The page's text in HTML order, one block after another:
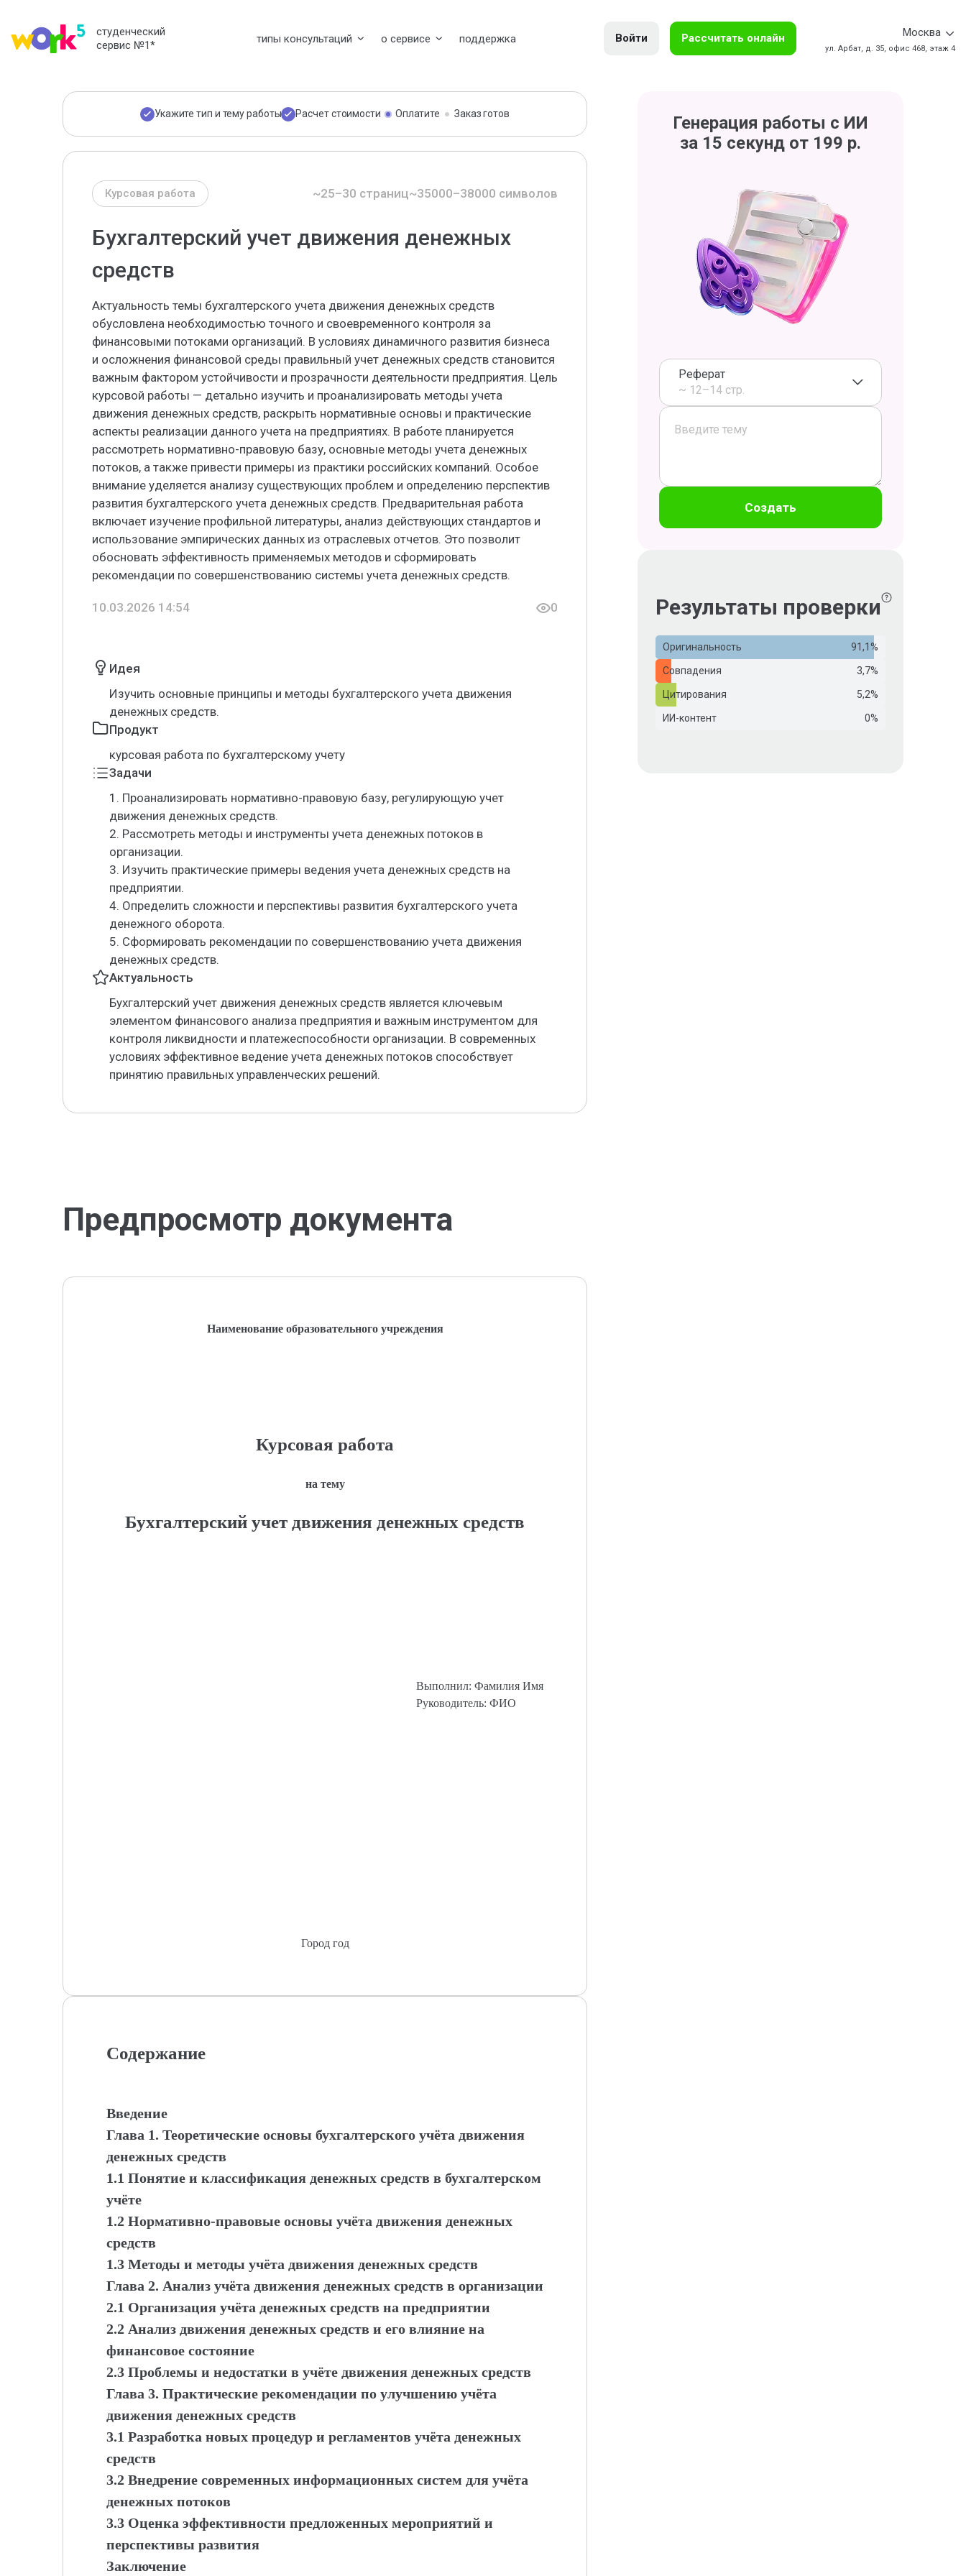
студенческий
сервис №1* типы консультаций о сервисе поддержка Войти Рассчитать онлайн Москва
ул. Арбат, д. 35, офис 468, этаж 4
Укажите тип и тему работы Расчет стоимости Оплатите Заказ готов
Курсовая работа ~25–30 страниц~35000–38000 символов
Бухгалтерский учет движения денежных
средств
Актуальность темы бухгалтерского учета движения денежных средств
обусловлена необходимостью точного и своевременного контроля за
финансовыми потоками организаций. В условиях динамичного развития бизнеса
и осложнения финансовой среды правильный учет денежных средств становится
важным фактором устойчивости и прозрачности деятельности предприятия. Цель
курсовой работы — детально изучить и проанализировать методы учета
движения денежных средств, раскрыть нормативные основы и практические
аспекты реализации данного учета на предприятиях. В работе планируется
рассмотреть нормативно-правовую базу, основные методы учета денежных
потоков, а также привести примеры из практики российских компаний. Особое
внимание уделяется анализу существующих проблем и определению перспектив
развития бухгалтерского учета денежных средств. Предварительная работа
включает изучение профильной литературы, анализ действующих стандартов и
использование эмпирических данных из отраслевых отчетов. Это позволит
обосновать эффективность применяемых методов и сформировать
рекомендации по совершенствованию системы учета денежных средств.
10.03.2026 14:54 0
Идея
Изучить основные принципы и методы бухгалтерского учета движения
денежных средств.
Продукт
курсовая работа по бухгалтерскому учету
Задачи
1. Проанализировать нормативно-правовую базу, регулирующую учет
движения денежных средств.
2. Рассмотреть методы и инструменты учета денежных потоков в
организации.
3. Изучить практические примеры ведения учета денежных средств на
предприятии.
4. Определить сложности и перспективы развития бухгалтерского учета
денежного оборота.
5. Сформировать рекомендации по совершенствованию учета движения
денежных средств.
Актуальность
Бухгалтерский учет движения денежных средств является ключевым
элементом финансового анализа предприятия и важным инструментом для
контроля ликвидности и платежеспособности организации. В современных
условиях эффективное ведение учета денежных потоков способствует
принятию правильных управленческих решений.
Предпросмотр документа
Наименование образовательного учреждения
Курсовая работа
на тему
Бухгалтерский учет движения денежных средств
Выполнил: Фамилия Имя
Руководитель: ФИО
Город год
Содержание
Введение
Глава 1. Теоретические основы бухгалтерского учёта движения
денежных средств
1.1 Понятие и классификация денежных средств в бухгалтерском
учёте
1.2 Нормативно-правовые основы учёта движения денежных
средств
1.3 Методы и методы учёта движения денежных средств
Глава 2. Анализ учёта движения денежных средств в организации
2.1 Организация учёта денежных средств на предприятии
2.2 Анализ движения денежных средств и его влияние на
финансовое состояние
2.3 Проблемы и недостатки в учёте движения денежных средств
Глава 3. Практические рекомендации по улучшению учёта
движения денежных средств
3.1 Разработка новых процедур и регламентов учёта денежных
средств
3.2 Внедрение современных информационных систем для учёта
денежных потоков
3.3 Оценка эффективности предложенных мероприятий и
перспективы развития
Заключение
Генерация работы с ИИ
за 15 секунд от 199 р.
Реферат
~ 12–14 стр.
Создать
Результаты проверки
Оригинальность 91,1%
Совпадения 3,7%
Цитирования 5,2%
ИИ-контент 0%